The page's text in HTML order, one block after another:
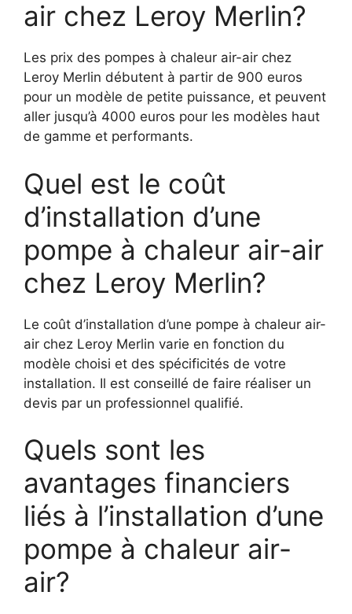
air chez Leroy Merlin?
Les prix des pompes à chaleur air-air chez
Leroy Merlin débutent à partir de 900 euros
pour un modèle de petite puissance, et peuvent
aller jusqu’à 4000 euros pour les modèles haut
de gamme et performants.
Quel est le coût
d’installation d’une
pompe à chaleur air-air
chez Leroy Merlin?
Le coût d’installation d’une pompe à chaleur air-
air chez Leroy Merlin varie en fonction du
modèle choisi et des spécificités de votre
installation. Il est conseillé de faire réaliser un
devis par un professionnel qualifié.
Quels sont les
avantages financiers
liés à l’installation d’une
pompe à chaleur air-
air?